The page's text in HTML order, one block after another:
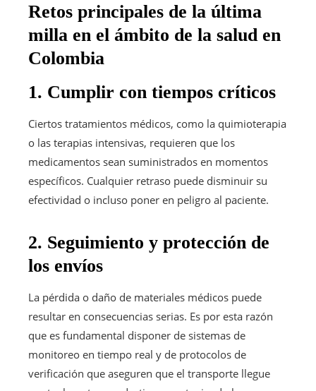
Retos principales de la última
milla en el ámbito de la salud en
Colombia
1. Cumplir con tiempos críticos
Ciertos tratamientos médicos, como la quimioterapia
o las terapias intensivas, requieren que los
medicamentos sean suministrados en momentos
específicos. Cualquier retraso puede disminuir su
efectividad o incluso poner en peligro al paciente.
2. Seguimiento y protección de
los envíos
La pérdida o daño de materiales médicos puede
resultar en consecuencias serias. Es por esta razón
que es fundamental disponer de sistemas de
monitoreo en tiempo real y de protocolos de
verificación que aseguren que el transporte llegue